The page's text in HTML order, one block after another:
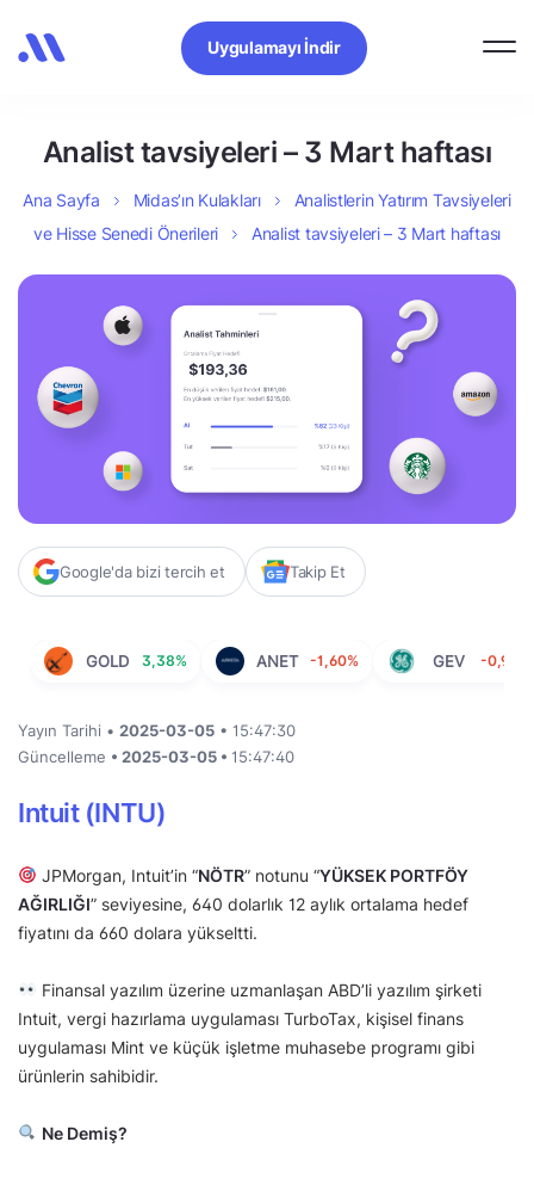
Uygulamayı İndir
Analist tavsiyeleri – 3 Mart haftası
Ana Sayfa Midas’ın Kulakları
Analistlerin Yatırım Tavsiyeleri
ve Hisse Senedi Önerileri
Analist tavsiyeleri – 3 Mart haftası
Google'da bizi tercih et Takip Et
GOLD 3,38% ANET -1,60% GEV -0,98%
Yayın Tarihi • 2025-03-05 • 15:47:30
Güncelleme • 2025-03-05 • 15:47:40
Intuit (INTU)
JPMorgan, Intuit’in “NÖTR” notunu “YÜKSEK PORTFÖY
AĞIRLIĞI” seviyesine, 640 dolarlık 12 aylık ortalama hedef
fiyatını da 660 dolara yükseltti.
Finansal yazılım üzerine uzmanlaşan ABD’li yazılım şirketi
Intuit, vergi hazırlama uygulaması TurboTax, kişisel finans
uygulaması Mint ve küçük işletme muhasebe programı gibi
ürünlerin sahibidir.
Ne Demiş?